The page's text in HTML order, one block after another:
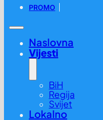
PROMO
Naslovna
Vijesti
BiH
Regija
Svijet
Lokalno